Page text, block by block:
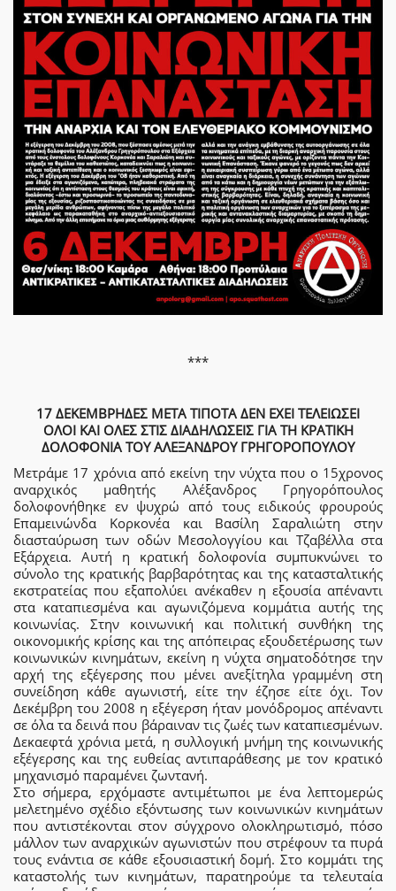
***
17 ΔΕΚΕΜΒΡΗΔΕΣ ΜΕΤΑ ΤΙΠΟΤΑ ΔΕΝ ΕΧΕΙ ΤΕΛΕΙΩΣΕΙ
ΟΛΟΙ ΚΑΙ ΟΛΕΣ ΣΤΙΣ ΔΙΑΔΗΛΩΣΕΙΣ ΓΙΑ ΤΗ ΚΡΑΤΙΚΗ
ΔΟΛΟΦΟΝΙΑ ΤΟΥ ΑΛΕΞΑΝΔΡΟΥ ΓΡΗΓΟΡΟΠΟΥΛΟΥ
Μετράμε 17 χρόνια από εκείνη την νύχτα που ο 15χρονος
αναρχικός μαθητής Αλέξανδρος Γρηγορόπουλος
δολοφονήθηκε εν ψυχρώ από τους ειδικούς φρουρούς
Επαμεινώνδα Κορκονέα και Βασίλη Σαραλιώτη στην
διασταύρωση των οδών Μεσολογγίου και Τζαβέλλα στα
Εξάρχεια. Αυτή η κρατική δολοφονία συμπυκνώνει το
σύνολο της κρατικής βαρβαρότητας και της κατασταλτικής
εκστρατείας που εξαπολύει ανέκαθεν η εξουσία απέναντι
στα καταπιεσμένα και αγωνιζόμενα κομμάτια αυτής της
κοινωνίας. Στην κοινωνική και πολιτική συνθήκη της
οικονομικής κρίσης και της απόπειρας εξουδετέρωσης των
κοινωνικών κινημάτων, εκείνη η νύχτα σηματοδότησε την
αρχή της εξέγερσης που μένει ανεξίτηλα γραμμένη στη
συνείδηση κάθε αγωνιστή, είτε την έζησε είτε όχι. Τον
Δεκέμβρη του 2008 η εξέγερση ήταν μονόδρομος απέναντι
σε όλα τα δεινά που βάραιναν τις ζωές των καταπιεσμένων.
Δεκαεφτά χρόνια μετά, η συλλογική μνήμη της κοινωνικής
εξέγερσης και της ευθείας αντιπαράθεσης με τον κρατικό
μηχανισμό παραμένει ζωντανή.
Στο σήμερα, ερχόμαστε αντιμέτωποι με ένα λεπτομερώς
μελετημένο σχέδιο εξόντωσης των κοινωνικών κινημάτων
που αντιστέκονται στον σύγχρονο ολοκληρωτισμό, πόσο
μάλλον των αναρχικών αγωνιστών που στρέφουν τα πυρά
τους ενάντια σε κάθε εξουσιαστική δομή. Στο κομμάτι της
καταστολής των κινημάτων, παρατηρούμε τα τελευταία